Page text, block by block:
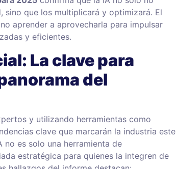
sino que los multiplicará y optimizará. El
aprender a aprovecharla para impulsar
y eficientes.
: La clave para
del
y utilizando herramientas como
clave que marcarán la industria este
no es solo una herramienta de
estratégica para quienes la integren de